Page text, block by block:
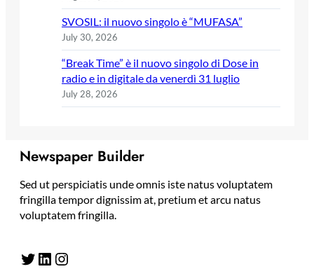
SVOSIL: il nuovo singolo è “MUFASA”
July 30, 2026
“Break Time” è il nuovo singolo di Dose in
radio e in digitale da venerdì 31 luglio
July 28, 2026
Newspaper Builder
Sed ut perspiciatis unde omnis iste natus voluptatem
fringilla tempor dignissim at, pretium et arcu natus
voluptatem fringilla.
Twitter LinkedIn Instagram